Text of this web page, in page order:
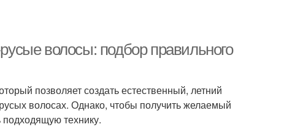
волосы: подбор правильного
позволяет создать естественный, летний
волосах. Однако, чтобы получить желаемый
подходящую технику.